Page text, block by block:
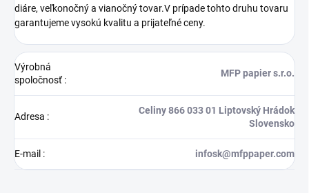
diáre, veľkonočný a vianočný tovar.V prípade tohto druhu tovaru
garantujeme vysokú kvalitu a prijateľné ceny.
Výrobná
spoločnosť:
MFP papier s.r.o.
Adresa :
Celiny 866 033 01 Liptovský Hrádok
Slovensko
E-mail : infosk@mfppaper.com